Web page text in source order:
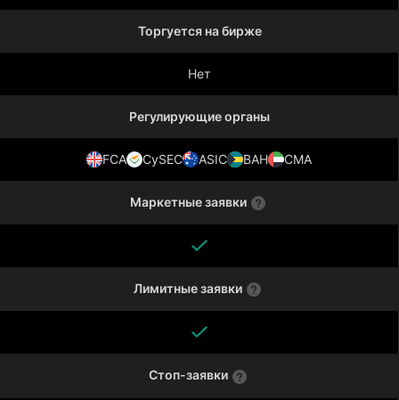
Торгуется на бирже
Нет
Регулирующие органы
FCA CySEC ASIC BAH CMA
Маркетные заявки
Лимитные заявки
Стоп-заявки